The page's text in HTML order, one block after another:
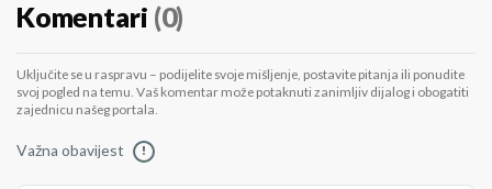
Komentari (0)
Uključite se u raspravu – podijelite svoje mišljenje, postavite pitanja ili ponudite
svoj pogled na temu. Vaš komentar može potaknuti zanimljiv dijalog i obogatiti
zajednicu našeg portala.
Važna obavijest !